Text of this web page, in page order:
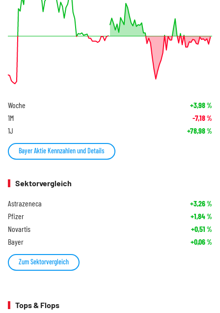
Woche +3,98%
1M -7,18%
1J +78,98%
Bayer Aktie Kennzahlen und Details
Sektorvergleich
Astrazeneca +3,26%
Pfizer +1,84%
Novartis +0,51 %
Bayer +0,06%
Zum Sektorvergleich
Tops & Flops